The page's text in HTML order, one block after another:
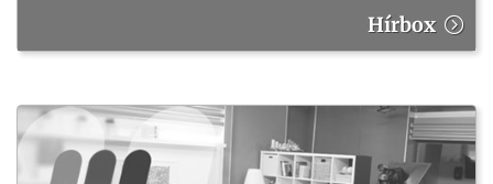
Hírbox